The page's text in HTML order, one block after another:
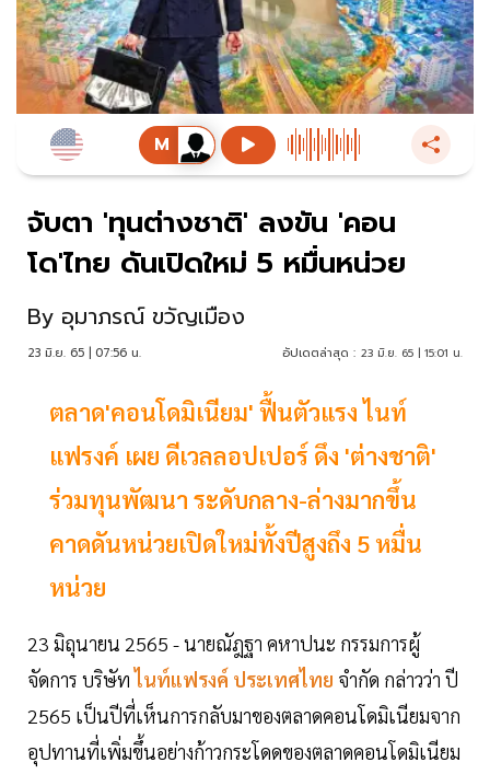
จับตา 'ทุนต่างชาติ' ลงขัน 'คอน
โด'ไทย ดันเปิดใหม่ 5 หมื่นหน่วย
By อุมาภรณ์ ขวัญเมือง
23 มิ.ย. 65 | 07:56 น. อัปเดตล่าสุด : 23 มิ.ย. 65 | 15:01 น.
ตลาด'คอนโดมิเนียม' ฟื้นตัวแรง ไนท์
แฟรงค์ เผย ดีเวลลอปเปอร์ ดึง 'ต่างชาติ'
ร่วมทุนพัฒนา ระดับกลาง-ล่างมากขึ้น
คาดดันหน่วยเปิดใหม่ทั้งปีสูงถึง 5 หมื่น
หน่วย
23 มิถุนายน 2565 - นายณัฎฐา คหาปนะ กรรมการผู้
จัดการ บริษัทไนท์แฟรงค์ ประเทศไทย จำกัด กล่าวว่า ปี
2565 เป็นปีที่เห็นการกลับมาของตลาดคอนโดมิเนียมจาก
อุปทานที่เพิ่มขึ้นอย่างก้าวกระโดดของตลาดคอนโดมิเนียม